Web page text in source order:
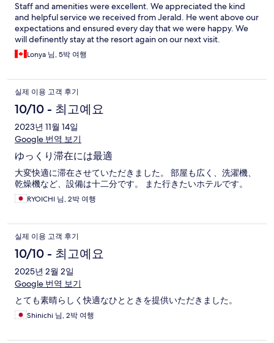
Staff and amenities were excellent. We appreciated the kind
and helpful service we received from Jerald. He went above our
expectations and ensured every day that we were happy. We
will definently stay at the resort again on our next visit.
Lonya 님, 5박 여행
실제 이용 고객 후기
10/10 - 최고예요
2023년 11월 14일
Google 번역 보기
ゆっくり滞在には最適
大変快適に滞在させていただきました。 部屋も広く、洗濯機、
乾燥機など、設備は十二分です。 また行きたいホテルです。
RYOICHI 님, 2박 여행
실제 이용 고객 후기
10/10 - 최고예요
2025년 2월 2일
Google 번역 보기
とても素晴らしく快適なひとときを提供いただきました。
Shinichi 님, 2박 여행